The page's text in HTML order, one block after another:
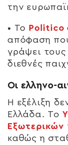
την
• Το Politico
απόφαση
γράψει τους
διεθνές
Οι ελληνο-
Η εξέλιξη
Ελλάδα. Το
Εξωτερικών
καθώς η